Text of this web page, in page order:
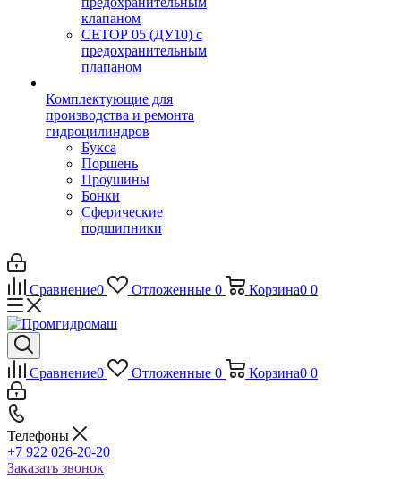
клапаном
CЕТОР 05 (ДУ10) с
предохранительным
плапаном
Комплектующие для
производства и ремонта
гидроцилиндров
Букса
Поршень
Проушины
Бонки
Сферические
подшипники
Сравнение0 Отложенные 0 Корзина0 0
Сравнение0 Отложенные 0 Корзина0 0
Телефоны
+7 922 026-20-20
Заказать звонок